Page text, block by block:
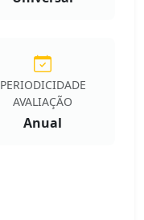
PERIODICIDADE
AVALIAÇÃO
Anual